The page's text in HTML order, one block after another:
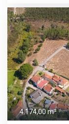
4.174,00 m²